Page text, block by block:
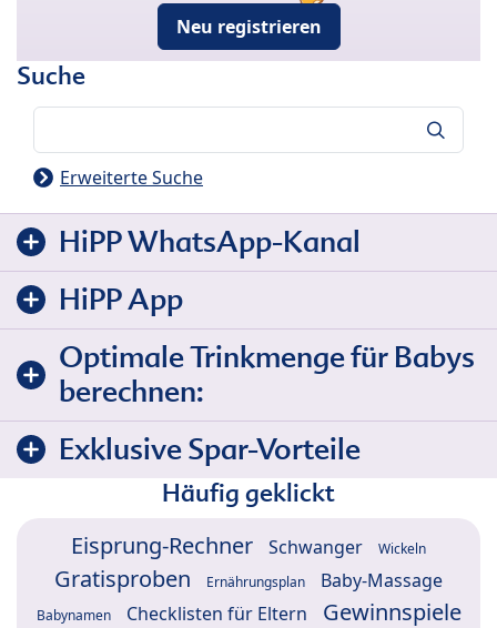
Neu registrieren
Suche
Erweiterte Suche
HiPP WhatsApp-Kanal
HiPP App
Optimale Trinkmenge für Babys
berechnen:
Exklusive Spar-Vorteile
Häufig geklickt
Eisprung-Rechner Schwanger Wickeln
Gratisproben Ernährungsplan Baby-Massage
Babynamen Checklisten für Eltern
Gewinnspiele